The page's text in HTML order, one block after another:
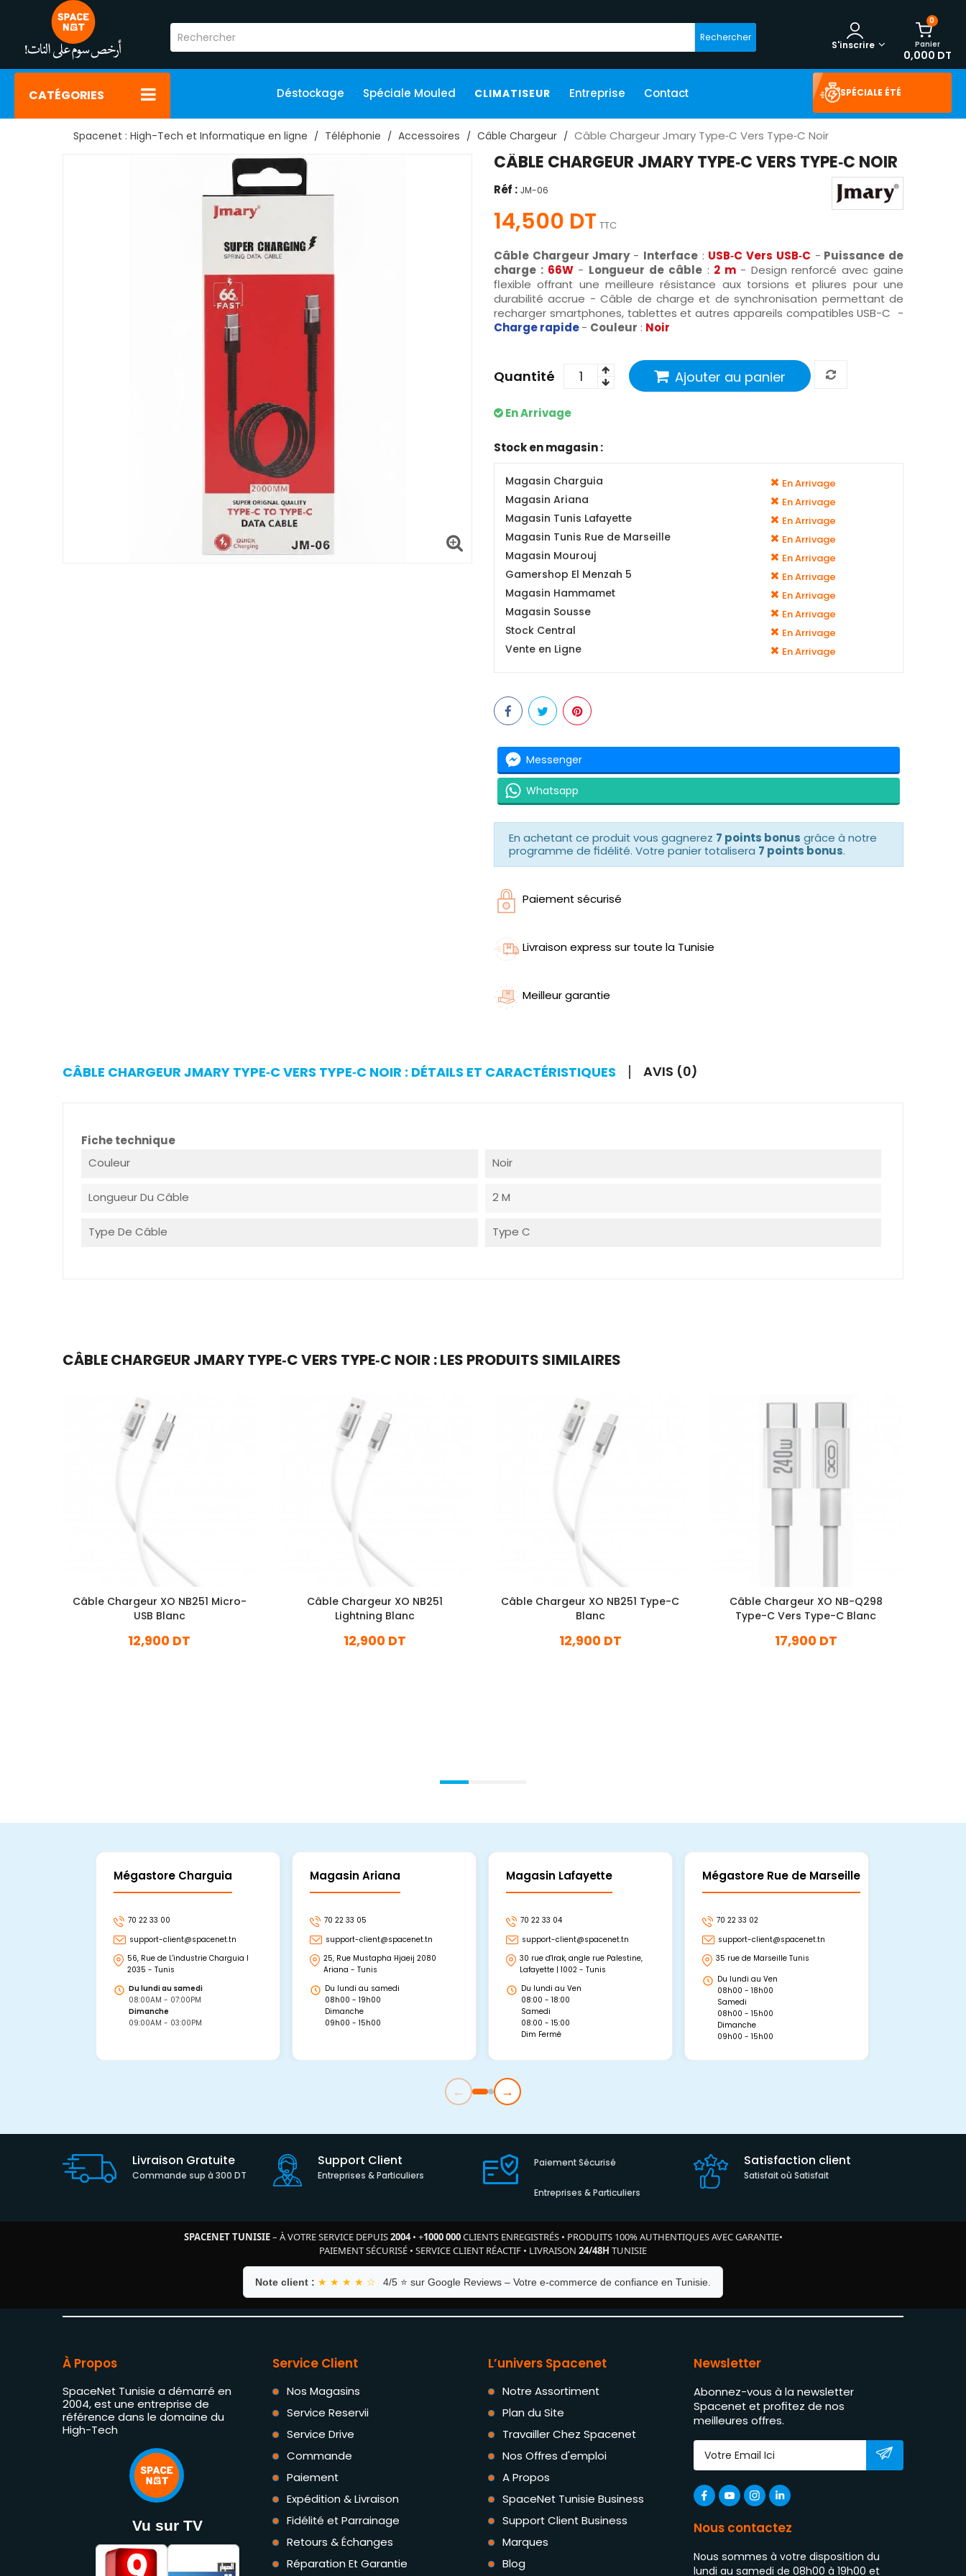
Rechercher
0
Panier
0,000 DT
S'inscrire
CATÉGORIES Déstockage Spéciale Mouled CLIMATISEUR Entreprise Contact SPÉCIALE ÉTÉ
Spacenet : High-Tech et Informatique en ligne Téléphonie Accessoires Câble Chargeur Câble Chargeur Jmary Type‑C Vers Type‑C Noir
CÂBLE CHARGEUR JMARY TYPE‑C VERS TYPE‑C NOIR
Réf : JM-06
14,500 DT TTC
Câble Chargeur Jmary - Interface : USB‑C Vers USB‑C- Puissance de
charge : 66W- Longueur de câble: 2 m - Design renforcé avec gaine
flexible offrant une meilleure résistance aux torsions et pliures pour une
durabilité accrue - Câble de charge et de synchronisation permettant de
recharger smartphones, tablettes et autres appareils compatibles USB-C -
Charge rapide- Couleur : Noir
Quantité Ajouter au panier
En Arrivage
Stock en magasin :
Magasin Charguia En Arrivage
Magasin Ariana En Arrivage
Magasin Tunis Lafayette En Arrivage
Magasin Tunis Rue de Marseille En Arrivage
Magasin Mourouj En Arrivage
Gamershop El Menzah 5 En Arrivage
Magasin Hammamet En Arrivage
Magasin Sousse En Arrivage
Stock Central En Arrivage
Vente en Ligne En Arrivage
Messenger
Whatsapp
En achetant ce produit vous gagnerez 7 points bonus grâce à notre
programme de fidélité. Votre panier totalisera 7 points bonus.
Paiement sécurisé
Livraison express sur toute la Tunisie
Meilleur garantie
CÂBLE CHARGEUR JMARY TYPE‑C VERS TYPE‑C NOIR : DÉTAILS ET CARACTÉRISTIQUES AVIS (0)
Fiche technique
Couleur
Noir
Longueur Du Câble 2 M
Type De Câble Type C
CÂBLE CHARGEUR JMARY TYPE‑C VERS TYPE‑C NOIR : LES PRODUITS SIMILAIRES
Câble Chargeur XO NB251 Micro-
USB Blanc
12,900 DT
Câble Chargeur XO NB251
Lightning Blanc
12,900 DT
Câble Chargeur XO NB251 Type-C
Blanc
12,900 DT
Câble Chargeur XO NB-Q298
Type-C Vers Type-C Blanc
17,900 DT
Mégastore Charguia
70 22 33 00
support-client@spacenet.tn
56, Rue de L'industrie Charguia I
2035 - Tunis
Du lundi au samedi
08:00AM - 07:00PM
Dimanche
09:00AM - 03:00PM
Magasin Ariana
70 22 33 05
support-client@spacenet.tn
25, Rue Mustapha Hjaeij 2080
Ariana - Tunis
Du lundi au samedi
08h00 - 19h00
Dimanche
09h00 - 15h00
Magasin Lafayette
70 22 33 04
support-client@spacenet.tn
30 rue d'Irak, angle rue Palestine,
Lafayette | 1002 - Tunis
Du lundi au Ven
08:00 - 18:00
Samedi
08:00 - 15:00
Dim Fermé
Mégastore Rue de Marseille
70 22 33 02
support-client@spacenet.tn
35 rue de Marseille Tunis
Du lundi au Ven
08h00 - 18h00
Samedi
08h00 - 15h00
Dimanche
09h00 - 15h00
← →
Livraison Gratuite
Commande sup à 300 DT
Support Client
Entreprises & Particuliers
Paiement Sécurisé
Entreprises & Particuliers
Satisfaction client
Satisfait où Satisfait
SPACENET TUNISIE– À VOTRE SERVICE DEPUIS2004• +1000 000CLIENTS ENREGISTRÉS• PRODUITS 100% AUTHENTIQUES AVEC GARANTIE•
PAIEMENT SÉCURISÉ • SERVICE CLIENT RÉACTIF • LIVRAISON 24/48H TUNISIE
Note client : ★ ★ ★ ★ ☆ 4/5 ⭐ sur Google Reviews – Votre e-commerce de confiance en Tunisie.
À Propos
SpaceNet Tunisie a démarré en
2004, est une entreprise de
référence dans le domaine du
High-Tech
Vu sur TV
Service Client
Nos Magasins
Service Reservii
Service Drive
Commande
Paiement
Expédition & Livraison
Fidélité et Parrainage
Retours & Échanges
Réparation Et Garantie
L’univers Spacenet
Notre Assortiment
Plan du Site
Travailler Chez Spacenet
Nos Offres d'emploi
A Propos
SpaceNet Tunisie Business
Support Client Business
Marques
Blog
Newsletter
Abonnez-vous à la newsletter
Spacenet et profitez de nos
meilleures offres.
Nous contactez
Nous sommes à votre disposition du
lundi au samedi de 08h00 à 19h00 et